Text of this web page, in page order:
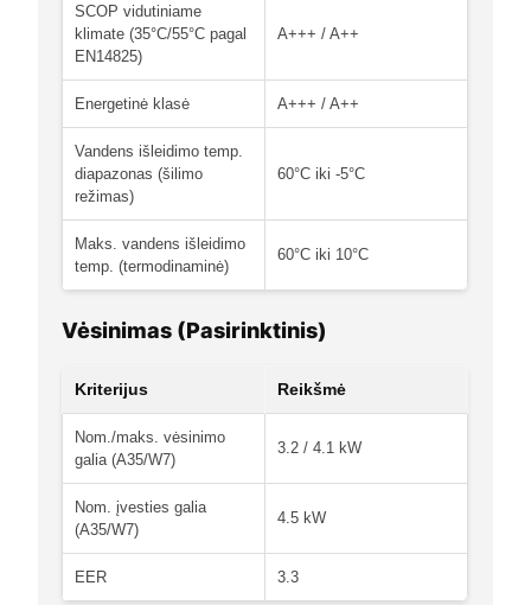
SCOP vidutiniame
klimate (35°C/55°C pagal
EN14825)
A+++ / A++
Energetinė klasė A+++ / A++
Vandens išleidimo temp.
diapazonas (šilimo
režimas)
60°C iki -5°C
Maks. vandens išleidimo
temp. (termodinaminė)
60°C iki 10°C
Vėsinimas (Pasirinktinis)
Kriterijus Reikšmė
Nom./maks. vėsinimo
galia (A35/W7)
3.2 / 4.1 kW
Nom. įvesties galia
(A35/W7)
4.5 kW
EER 3.3